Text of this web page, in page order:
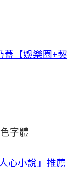
蓋【娛樂圈+契
字體
心小說」推薦